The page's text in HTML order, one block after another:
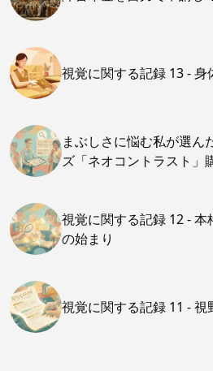
視覚に関する記録 13 - 身
まぶしさに悩む私が選ん
ズ「ネオコントラスト」
視覚に関する記録 12 -
の始まり
視覚に関する記録 11 -